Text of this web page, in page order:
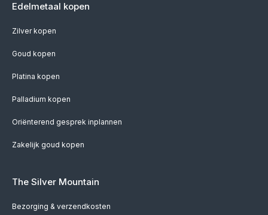
Edelmetaal kopen
Zilver kopen
Goud kopen
Platina kopen
Palladium kopen
Oriënterend gesprek inplannen
Zakelijk goud kopen
The Silver Mountain
Bezorging & verzendkosten